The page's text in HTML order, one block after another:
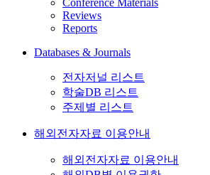
Conference Materials
Reviews
Reports
Databases & Journals
전자저널 리스트
학술DB 리스트
주제별 리스트
해외전자자료 이용안내
해외전자자료 이용안내